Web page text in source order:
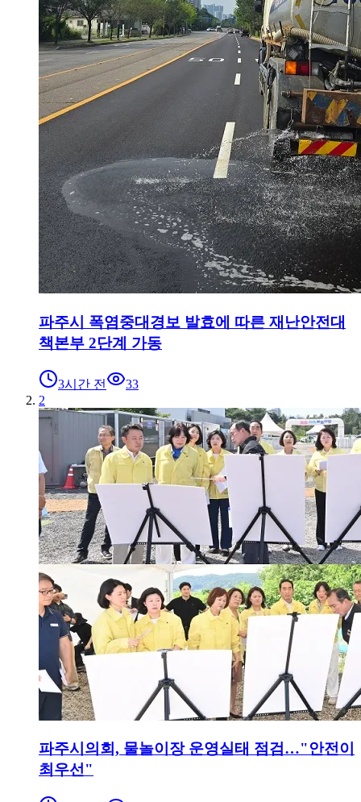
파주시 폭염중대경보 발효에 따른 재난안전대
책본부 2단계 가동
3시간 전
33
2
파주시의회, 물놀이장 운영실태 점검…"안전이
최우선"